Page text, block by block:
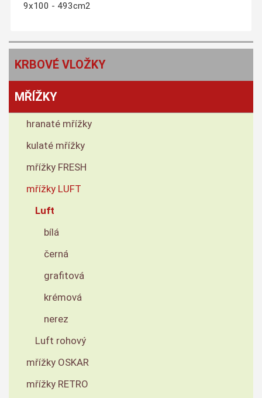
9x100 - 493cm2
KRBOVÉ VLOŽKY
MŘÍŽKY
hranaté mřížky
kulaté mřížky
mřížky FRESH
mřížky LUFT
Luft
bílá
černá
grafitová
krémová
nerez
Luft rohový
mřížky OSKAR
mřížky RETRO